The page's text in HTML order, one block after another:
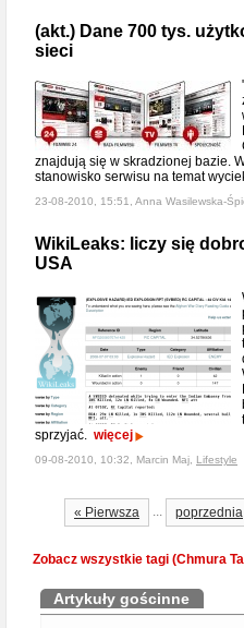
(akt.) Dane 700 tys.
sieci
znajdują się w skradzionej bazie.
stanowisko serwisu na temat
23-08-2010, 15:51, Anna Wasilewska-
WikiLeaks: liczy się
USA
sprzyjać. więcej
09-08-2010, 10:32, Marcin Maj, Lifestyle
« Pierwsza ... poprzednia
Zobacz wszystkie tagi (Chmura
Artykuły gościnne